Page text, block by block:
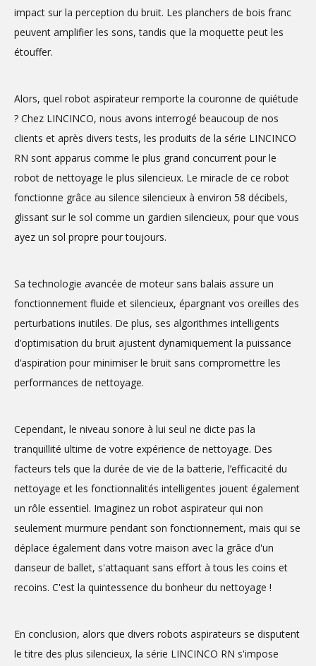
impact sur la perception du bruit. Les planchers de bois franc
peuvent amplifier les sons, tandis que la moquette peut les
étouffer.
Alors, quel robot aspirateur remporte la couronne de quiétude
? Chez LINCINCO, nous avons interrogé beaucoup de nos
clients et après divers tests, les produits de la série LINCINCO
RN sont apparus comme le plus grand concurrent pour le
robot de nettoyage le plus silencieux. Le miracle de ce robot
fonctionne grâce au silence silencieux à environ 58 décibels,
glissant sur le sol comme un gardien silencieux, pour que vous
ayez un sol propre pour toujours.
Sa technologie avancée de moteur sans balais assure un
fonctionnement fluide et silencieux, épargnant vos oreilles des
perturbations inutiles. De plus, ses algorithmes intelligents
d’optimisation du bruit ajustent dynamiquement la puissance
d’aspiration pour minimiser le bruit sans compromettre les
performances de nettoyage.
Cependant, le niveau sonore à lui seul ne dicte pas la
tranquillité ultime de votre expérience de nettoyage. Des
facteurs tels que la durée de vie de la batterie, l’efficacité du
nettoyage et les fonctionnalités intelligentes jouent également
un rôle essentiel. Imaginez un robot aspirateur qui non
seulement murmure pendant son fonctionnement, mais qui se
déplace également dans votre maison avec la grâce d'un
danseur de ballet, s'attaquant sans effort à tous les coins et
recoins. C'est la quintessence du bonheur du nettoyage !
En conclusion, alors que divers robots aspirateurs se disputent
le titre des plus silencieux, la série LINCINCO RN s'impose